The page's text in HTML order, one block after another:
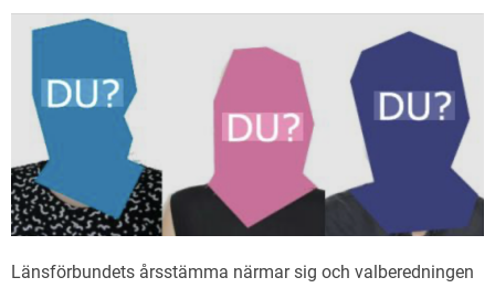
Länsförbundets årsstämma närmar sig och valberedningen